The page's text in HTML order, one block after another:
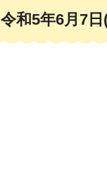
令和5年6月7